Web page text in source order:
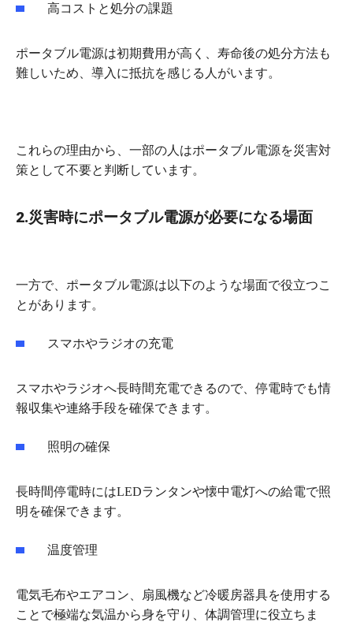
高コストと処分の課題
ポータブル電源は初期費用が高く、寿命後の処分方法も
難しいため、導入に抵抗を感じる人がいます。
これらの理由から、一部の人はポータブル電源を災害対
策として不要と判断しています。
2.災害時にポータブル電源が必要になる場面
一方で、ポータブル電源は以下のような場面で役立つこ
とがあります。
スマホやラジオの充電
スマホやラジオへ長時間充電できるので、停電時でも情
報収集や連絡手段を確保できます。
照明の確保
長時間停電時にはLEDランタンや懐中電灯への給電で照
明を確保できます。
温度管理
電気毛布やエアコン、扇風機など冷暖房器具を使用する
ことで極端な気温から身を守り、体調管理に役立ちま